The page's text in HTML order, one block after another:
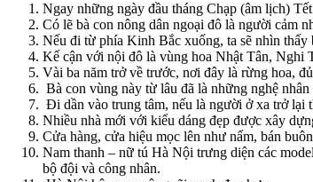
Ngay những ngày đầu tháng Chạp (âm lịch)
Có lẽ bà con nông dân ngoại đô là người cảm
Nếu đi từ phía Kinh Bắc xuống, ta sẽ nhìn thấy
Kế cận với nội đô là vùng hoa Nhật Tân, Nghi
Vài ba năm trở về trước, nơi đây là rừng hoa,
Bà con vùng này từ lâu đã là những nghệ
Đi dần vào trung tâm, nếu là người ở xa trở lại
Nhiều nhà mới với kiểu dáng đẹp được xây
Cửa hàng, cửa hiệu mọc lên như nấm, bán
Nam thanh – nữ tú Hà Nội trưng diện các
bộ đội và công nhân.